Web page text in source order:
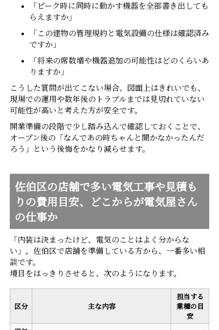
「ピーク時に同時に動かす機器を全部書き出しても
らえますか」
「この建物の管理規約と電気設備の仕様は確認済み
ですか」
「将来の席数増や機器追加の可能性はどのくらいあ
りますか」
こうした質問が出てこない場合、図面上はきれいでも、
現場での運用や数年後のトラブルまでは見切れていない
可能性が高いと考えた方が安全です。
開業準備の段階で少し踏み込んで確認しておくことで、
オープン後の「なんであの時ちゃんと聞かなかったんだ
ろう」という後悔をかなり減らせます。
佐伯区の店舗で多い電気工事や見積も
りの費用目安、どこからが電気屋さん
の仕事か
「内装は決まったけど、電気のことはよく分からな
い」。佐伯区で店舗を準備している方から、一番多い相
談です。
境目をはっきりさせると、次のようになります。
区分 主な内容
担当する
業種の目
安